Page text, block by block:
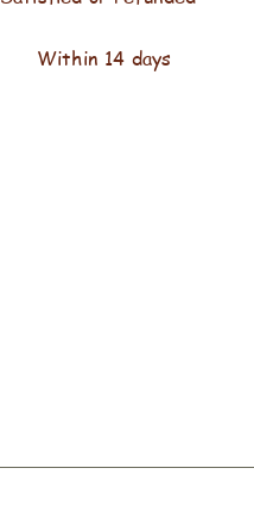
Within 14 days